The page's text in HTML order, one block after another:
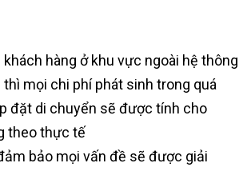
hàng ở khu vực ngoài hệ thông
mọi chi phí phát sinh trong quá
đặt di chuyển sẽ được tính cho
theo thực tế
bảo mọi vấn đề sẽ được giải